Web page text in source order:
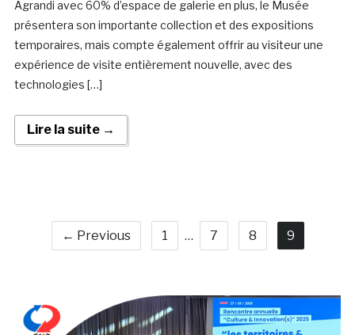
Agrandi avec 60% d’espace de galerie en plus, le Musée
présentera son importante collection et des expositions
temporaires, mais compte également offrir au visiteur une
expérience de visite entièrement nouvelle, avec des
technologies […]
Lire la suite →
← Previous 1 … 7 8 9